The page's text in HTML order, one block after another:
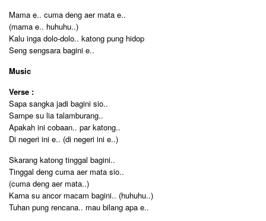
Mama e.. cuma deng aer mata e..
(mama e.. huhuhu..)
Kalu inga dolo-dolo.. katong pung hidop
Seng sengsara bagini e..
Music
Verse :
Sapa sangka jadi bagini sio..
Sampe su lia talamburang..
Apakah ini cobaan.. par katong..
Di negeri ini e.. (di negeri ini e..)
Skarang katong tinggal bagini..
Tinggal deng cuma aer mata sio..
(cuma deng aer mata..)
Karna su ancor macam bagini.. (huhuhu..)
Tuhan pung rencana.. mau bilang apa e..